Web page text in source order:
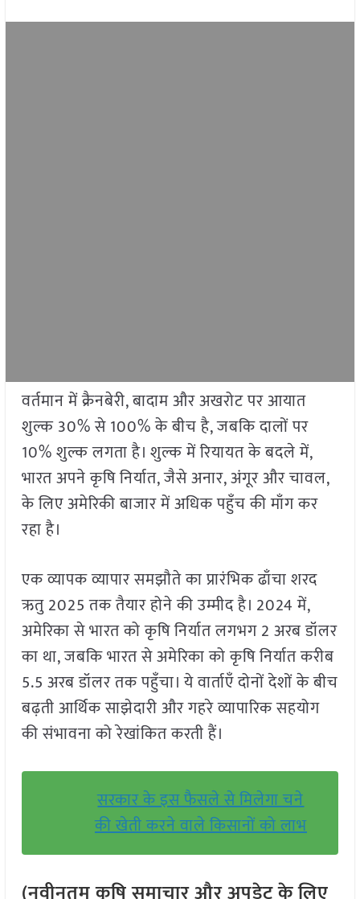
वर्तमान में क्रैनबेरी, बादाम और अखरोट पर आयात
शुल्क 30% से 100% के बीच है, जबकि दालों पर
10% शुल्क लगता है। शुल्क में रियायत के बदले में,
भारत अपने कृषि निर्यात, जैसे अनार, अंगूर और चावल,
के लिए अमेरिकी बाजार में अधिक पहुँच की माँग कर
रहा है।
एक व्यापक व्यापार समझौते का प्रारंभिक ढाँचा शरद
ऋतु 2025 तक तैयार होने की उम्मीद है। 2024 में,
अमेरिका से भारत को कृषि निर्यात लगभग 2 अरब डॉलर
का था, जबकि भारत से अमेरिका को कृषि निर्यात करीब
5.5 अरब डॉलर तक पहुँचा। ये वार्ताएँ दोनों देशों के बीच
बढ़ती आर्थिक साझेदारी और गहरे व्यापारिक सहयोग
की संभावना को रेखांकित करती हैं।
सरकार के इस फैसले से मिलेगा चने
की खेती करने वाले किसानों को लाभ